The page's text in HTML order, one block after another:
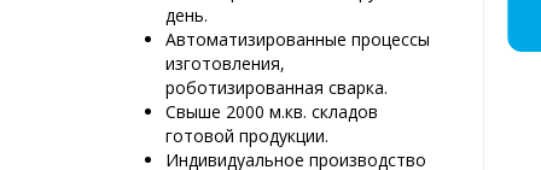
день.
Автоматизированные процессы
изготовления,
роботизированная сварка.
Свыше 2000 м.кв. складов
готовой продукции.
Индивидуальное производство